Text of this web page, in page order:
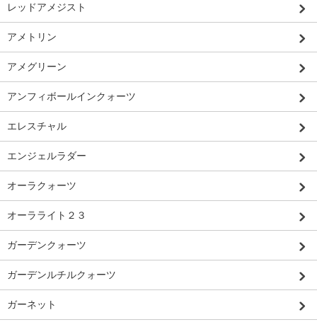
レッドアメジスト
アメトリン
アメグリーン
アンフィボールインクォーツ
エレスチャル
エンジェルラダー
オーラクォーツ
オーラライト２３
ガーデンクォーツ
ガーデンルチルクォーツ
ガーネット